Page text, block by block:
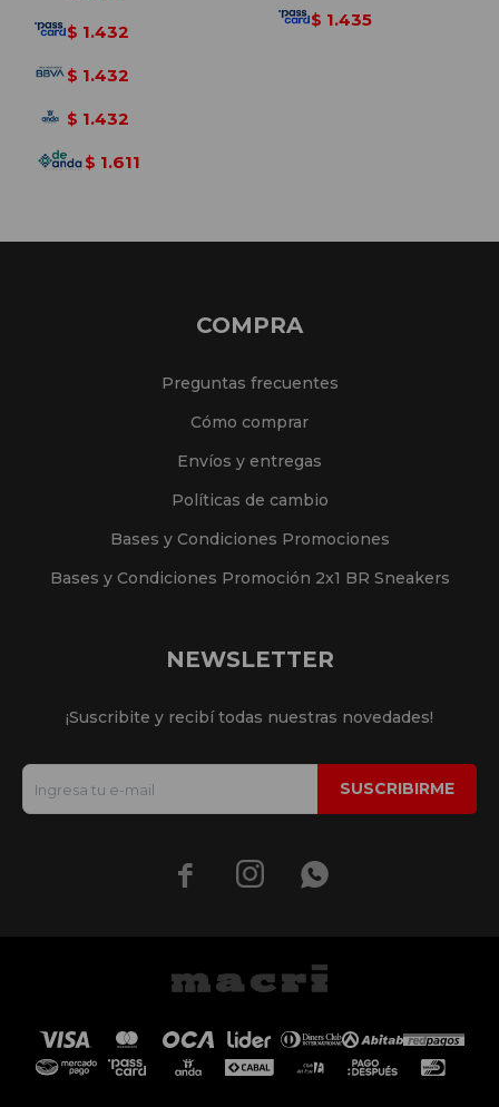
$ 1.432
$ 1.432
$ 1.432
$ 1.611
$ 1.435
COMPRA
Preguntas frecuentes
Cómo comprar
Envíos y entregas
Políticas de cambio
Bases y Condiciones Promociones
Bases y Condiciones Promoción 2x1 BR Sneakers
NEWSLETTER
¡Suscribite y recibí todas nuestras novedades!
SUSCRIBIRME
  